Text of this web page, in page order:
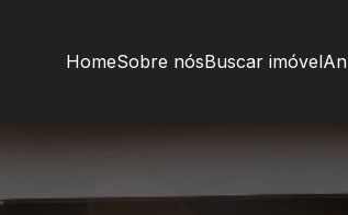
HomeSobre nósBuscar imóvel